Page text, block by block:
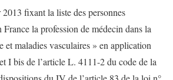
fixant la liste des personnes
France la profession de médecin dans la
et maladies vasculaires » en application
I bis de l’article L. 4111-2 du code de la